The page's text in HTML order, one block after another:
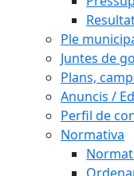
Ple
Juntes de
Plans,
Anuncis /
Perfil de
Normativa